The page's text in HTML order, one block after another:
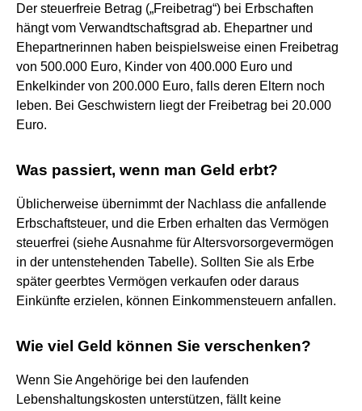
Der steuerfreie Betrag („Freibetrag“) bei Erbschaften
hängt vom Verwandtschaftsgrad ab. Ehepartner und
Ehepartnerinnen haben beispielsweise einen Freibetrag
von 500.000 Euro, Kinder von 400.000 Euro und
Enkelkinder von 200.000 Euro, falls deren Eltern noch
leben. Bei Geschwistern liegt der Freibetrag bei 20.000
Euro.
Was passiert, wenn man Geld erbt?
Üblicherweise übernimmt der Nachlass die anfallende
Erbschaftsteuer, und die Erben erhalten das Vermögen
steuerfrei (siehe Ausnahme für Altersvorsorgevermögen
in der untenstehenden Tabelle). Sollten Sie als Erbe
später geerbtes Vermögen verkaufen oder daraus
Einkünfte erzielen, können Einkommensteuern anfallen.
Wie viel Geld können Sie verschenken?
Wenn Sie Angehörige bei den laufenden
Lebenshaltungskosten unterstützen, fällt keine